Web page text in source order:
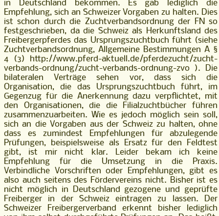
in Deutschland bekommen. Es gab lediglich die
Empfehlung, sich an Schweizer Vorgaben zu halten. Dies
ist schon durch die Zuchtverbandsordnung der FN so
festgeschrieben, da die Schweiz als Herkunftsland des
Freibergerpferdes das Ursprungszuchtbuch führt (siehe
Zuchtverbandsordnung, Allgemeine Bestimmungen A §
4 (3) http://www.pferd-aktuell.de/pferdezucht/zucht-
verbands-ordnung/zucht-verbands-ordnung-zvo ). Die
bilateralen Verträge sehen vor, dass sich die
Organisation, die das Ursprungszuchtbuch führt, im
Gegenzug für die Anerkennung dazu verpflichtet, mit
den Organisationen, die die Filialzuchtbücher führen
zusammenzuarbeiten. Wie es jedoch möglich sein soll,
sich an die Vorgaben aus der Schweiz zu halten, ohne
dass es zumindest Empfehlungen für abzulegende
Prüfungen, beispielsweise als Ersatz für den Feldtest
gibt, ist mir nicht klar. Leider bekam ich keine
Empfehlung für die Umsetzung in die Praxis.
Verbindliche Vorschriften oder Empfehlungen, gibt es
also auch seitens des Fördervereins nicht. Bisher ist es
nicht möglich in Deutschland gezogene und geprüfte
Freiberger in der Schweiz eintragen zu lassen. Der
Schweizer Freibergerverband erkennt bisher lediglich